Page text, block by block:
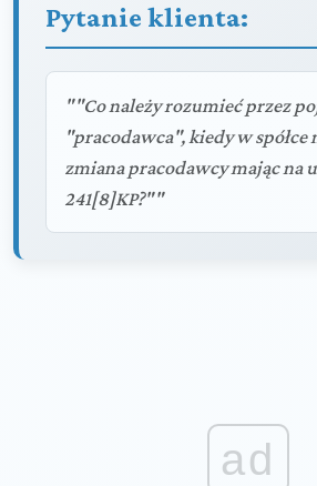
Pytanie klienta:
""Co należy rozumieć przez
"pracodawca", kiedy w spółce
zmiana pracodawcy mając na
241[8]KP?""
ad